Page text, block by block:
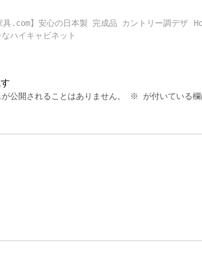
具.com】安心の日本製 完成品 カントリー調デザ
ハイキャビネット
公開されることはありません。 ※ が付いている